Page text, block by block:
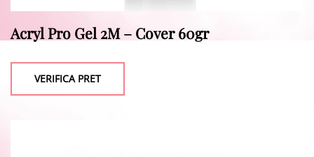
Acryl Pro Gel 2M – Cover 60gr
VERIFICA PRET